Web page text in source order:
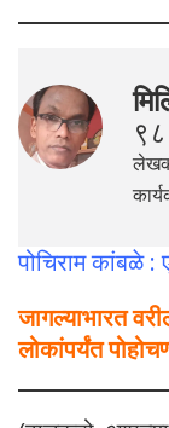
पोचिराम कांबळे :
जागल्याभारत
लोकांपर्यंत